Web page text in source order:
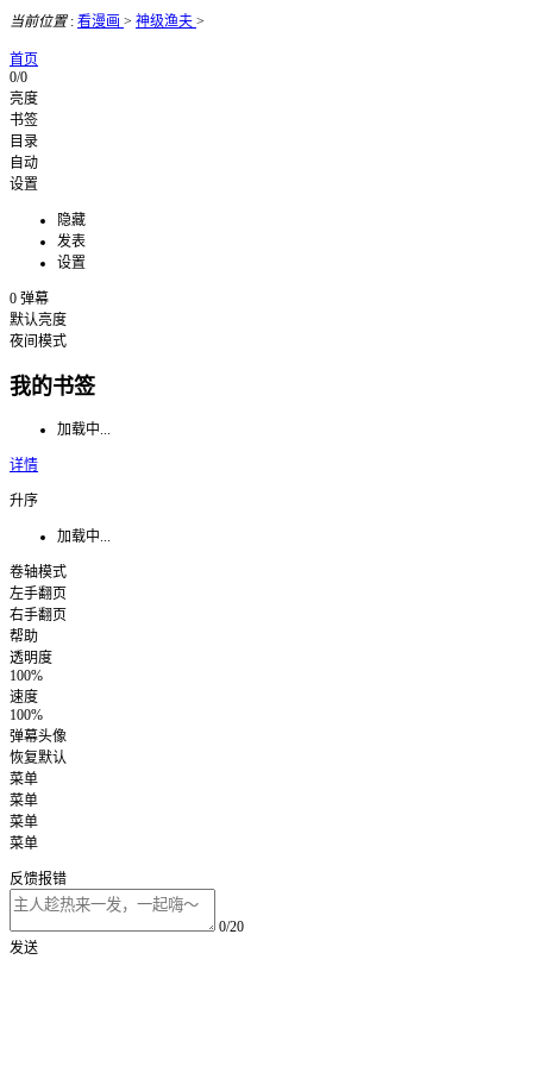
当前位置: 看漫画 > 神级渔夫 >
首页
0/0
亮度
书签
目录
自动
设置
隐藏
发表
设置
0 弹幕
默认亮度
夜间模式
我的书签
加载中...
详情
升序
加载中...
卷轴模式
左手翻页
右手翻页
帮助
透明度
100%
速度
100%
弹幕头像
恢复默认
菜单
菜单
菜单
菜单
反馈报错
0/20
发送